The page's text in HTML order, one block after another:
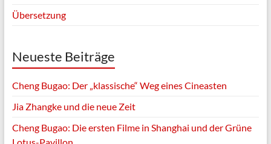
Übersetzung
Neueste Beiträge
Cheng Bugao: Der „klassische“ Weg eines Cineasten
Jia Zhangke und die neue Zeit
Cheng Bugao: Die ersten Filme in Shanghai und der Grüne